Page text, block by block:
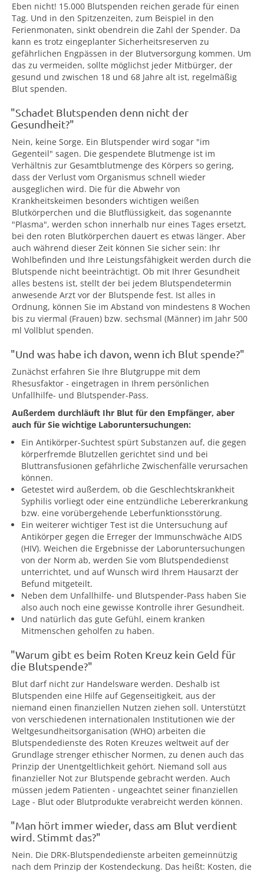
Eben nicht! 15.000 Blutspenden reichen gerade für einen
Tag. Und in den Spitzenzeiten, zum Beispiel in den
Ferienmonaten, sinkt obendrein die Zahl der Spender. Da
kann es trotz eingeplanter Sicherheitsreserven zu
gefährlichen Engpässen in der Blutversorgung kommen. Um
das zu vermeiden, sollte möglichst jeder Mitbürger, der
gesund und zwischen 18 und 68 Jahre alt ist, regelmäßig
Blut spenden.
"Schadet Blutspenden denn nicht der
Gesundheit?"
Nein, keine Sorge. Ein Blutspender wird sogar "im
Gegenteil" sagen. Die gespendete Blutmenge ist im
Verhältnis zur Gesamtblutmenge des Körpers so gering,
dass der Verlust vom Organismus schnell wieder
ausgeglichen wird. Die für die Abwehr von
Krankheitskeimen besonders wichtigen weißen
Blutkörperchen und die Blutflüssigkeit, das sogenannte
"Plasma", werden schon innerhalb nur eines Tages ersetzt,
bei den roten Blutkörperchen dauert es etwas länger. Aber
auch während dieser Zeit können Sie sicher sein: Ihr
Wohlbefinden und Ihre Leistungsfähigkeit werden durch die
Blutspende nicht beeinträchtigt. Ob mit Ihrer Gesundheit
alles bestens ist, stellt der bei jedem Blutspendetermin
anwesende Arzt vor der Blutspende fest. Ist alles in
Ordnung, können Sie im Abstand von mindestens 8 Wochen
bis zu viermal (Frauen) bzw. sechsmal (Männer) im Jahr 500
ml Vollblut spenden.
"Und was habe ich davon, wenn ich Blut spende?"
Zunächst erfahren Sie Ihre Blutgruppe mit dem
Rhesusfaktor - eingetragen in Ihrem persönlichen
Unfallhilfe- und Blutspender-Pass.
Außerdem durchläuft Ihr Blut für den Empfänger, aber
auch für Sie wichtige Laboruntersuchungen:
Ein Antikörper-Suchtest spürt Substanzen auf, die gegen
körperfremde Blutzellen gerichtet sind und bei
Bluttransfusionen gefährliche Zwischenfälle verursachen
können.
Getestet wird außerdem, ob die Geschlechtskrankheit
Syphilis vorliegt oder eine entzündliche Lebererkrankung
bzw. eine vorübergehende Leberfunktionsstörung.
Ein weiterer wichtiger Test ist die Untersuchung auf
Antikörper gegen die Erreger der Immunschwäche AIDS
(HIV). Weichen die Ergebnisse der Laboruntersuchungen
von der Norm ab, werden Sie vom Blutspendedienst
unterrichtet, und auf Wunsch wird Ihrem Hausarzt der
Befund mitgeteilt.
Neben dem Unfallhilfe- und Blutspender-Pass haben Sie
also auch noch eine gewisse Kontrolle ihrer Gesundheit.
Und natürlich das gute Gefühl, einem kranken
Mitmenschen geholfen zu haben.
"Warum gibt es beim Roten Kreuz kein Geld für
die Blutspende?"
Blut darf nicht zur Handelsware werden. Deshalb ist
Blutspenden eine Hilfe auf Gegenseitigkeit, aus der
niemand einen finanziellen Nutzen ziehen soll. Unterstützt
von verschiedenen internationalen Institutionen wie der
Weltgesundheitsorganisation (WHO) arbeiten die
Blutspendedienste des Roten Kreuzes weltweit auf der
Grundlage strenger ethischer Normen, zu denen auch das
Prinzip der Unentgeltlichkeit gehört. Niemand soll aus
finanzieller Not zur Blutspende gebracht werden. Auch
müssen jedem Patienten - ungeachtet seiner finanziellen
Lage - Blut oder Blutprodukte verabreicht werden können.
"Man hört immer wieder, dass am Blut verdient
wird. Stimmt das?"
Nein. Die DRK-Blutspendedienste arbeiten gemeinnützig
nach dem Prinzip der Kostendeckung. Das heißt: Kosten, die